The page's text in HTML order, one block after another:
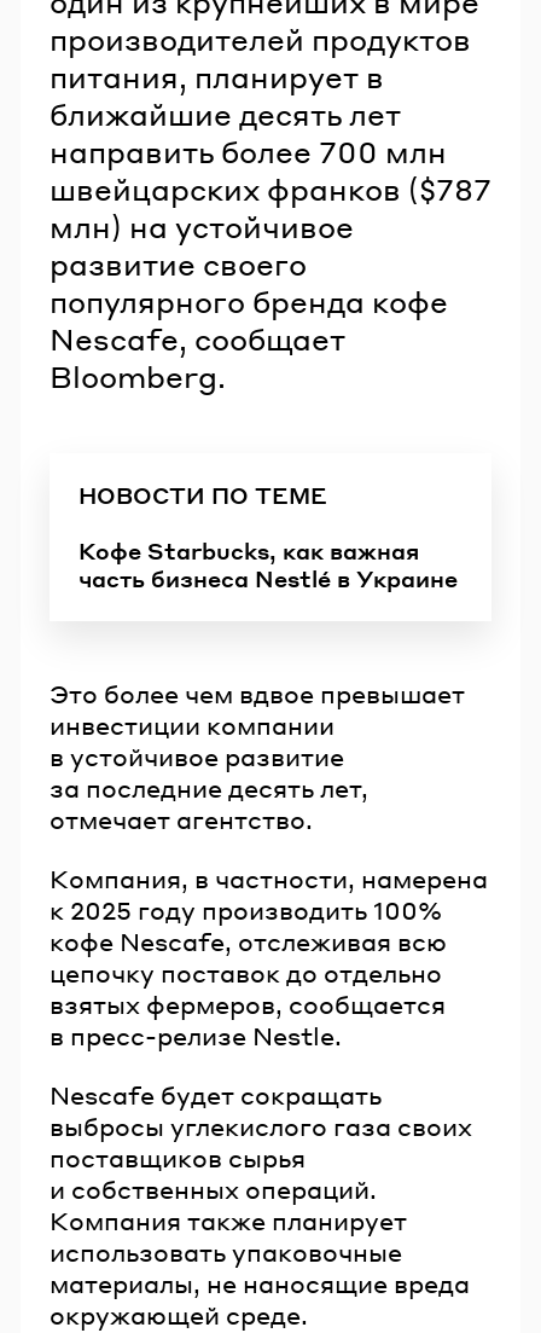
производителей продуктов
питания, планирует в
ближайшие десять лет
направить более 700 млн
швейцарских франков ($787
млн) на устойчивое
развитие своего
популярного бренда кофе
Nescafe, сообщает
Bloomberg.
НОВОСТИ ПО ТЕМЕ
Кофе Starbucks, как важная
часть бизнеса Nestlé в Украине
Это более чем вдвое превышает
инвестиции компании
в устойчивое развитие
за последние десять лет,
отмечает агентство.
Компания, в частности, намерена
к 2025 году производить 100%
кофе Nescafe, отслеживая всю
цепочку поставок до отдельно
взятых фермеров, сообщается
в пресс-релизе Nestle.
Nescafe будет сокращать
выбросы углекислого газа своих
поставщиков сырья
и собственных операций.
Компания также планирует
использовать упаковочные
материалы, не наносящие вреда
окружающей среде.